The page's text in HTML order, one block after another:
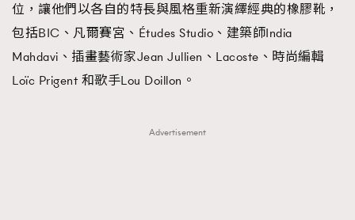
位，讓他們以各自的特長與風格重新演繹經典的橡膠靴，
包括BIC、凡爾賽宮、Études Studio、建築師India
Mahdavi、插畫藝術家Jean Jullien、Lacoste、時尚編輯
Loïc Prigent 和歌手Lou Doillon。
Advertisement